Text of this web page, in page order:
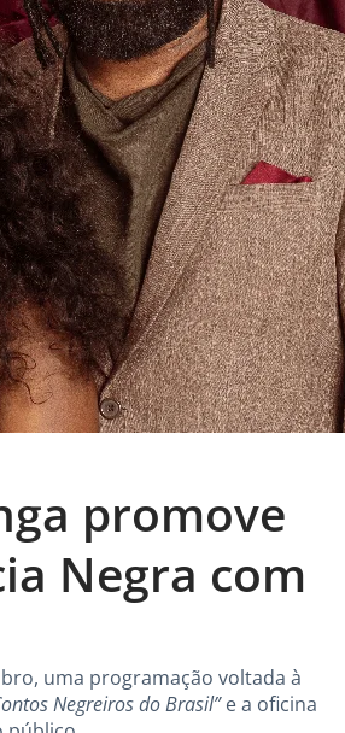
promove
Negra com
uma programação voltada à
Negreiros do Brasil”e a oficina